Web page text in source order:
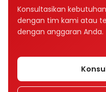
Konsultasikan
dengan tim kami atau
dengan anggaran Anda.